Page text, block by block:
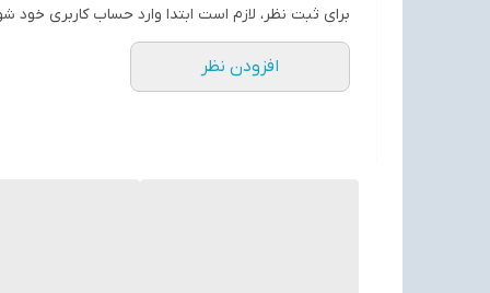
برای ثبت نظر، لازم است ابتدا وارد حساب کاربری خود
افزودن نظر